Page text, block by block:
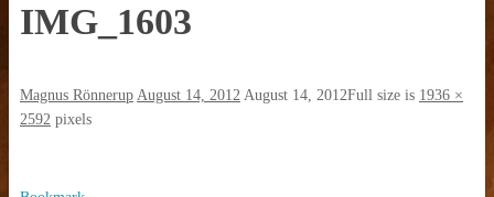
IMG_1603
Magnus Rönnerup August 14, 2012 August 14, 2012Full size is 1936 ×
2592 pixels